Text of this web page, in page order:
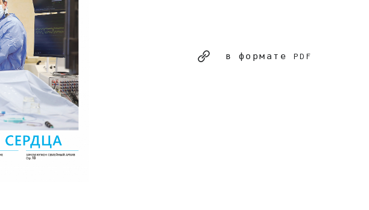
в формате PDF